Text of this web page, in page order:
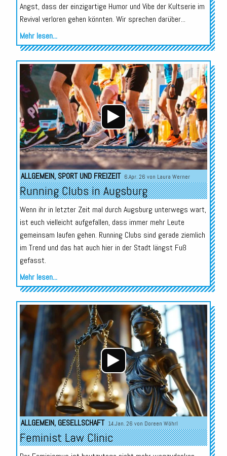
Angst, dass der einzigartige Humor und Vibe der Kultserie im
Revival verloren gehen könnten. Wir sprechen darüber...
Mehr lesen...
Audio-
Player
ALLGEMEIN, SPORT UND FREIZEIT 6.Apr. 26 von Laura Werner
Running Clubs in Augsburg
Wenn ihr in letzter Zeit mal durch Augsburg unterwegs wart,
ist euch vielleicht aufgefallen, dass immer mehr Leute
gemeinsam laufen gehen. Running Clubs sind gerade ziemlich
im Trend und das hat auch hier in der Stadt längst Fuß
gefasst.
Mehr lesen...
Audio-
Player
ALLGEMEIN, GESELLSCHAFT 14.Jan. 26 von Doreen Wöhrl
Feminist Law Clinic